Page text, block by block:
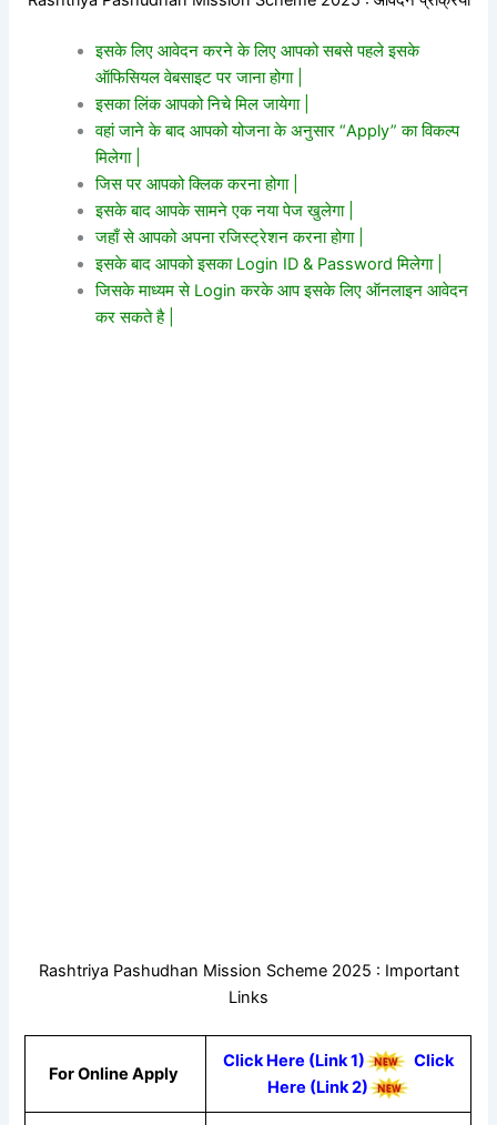
इसके लिए आवेदन करने के लिए आपको सबसे पहले इसके
ऑफिसियल वेबसाइट पर जाना होगा |
इसका लिंक आपको निचे मिल जायेगा |
वहां जाने के बाद आपको योजना के अनुसार “Apply” का विकल्प
मिलेगा |
जिस पर आपको क्लिक करना होगा |
इसके बाद आपके सामने एक नया पेज खुलेगा |
जहाँ से आपको अपना रजिस्ट्रेशन करना होगा |
इसके बाद आपको इसका Login ID & Password मिलेगा |
जिसके माध्यम से Login करके आप इसके लिए ऑनलाइन आवेदन
कर सकते है |
Rashtriya Pashudhan Mission Scheme 2025 : Important
Links
For Online Apply
Click Here (Link 1)
Click
Here (Link 2)